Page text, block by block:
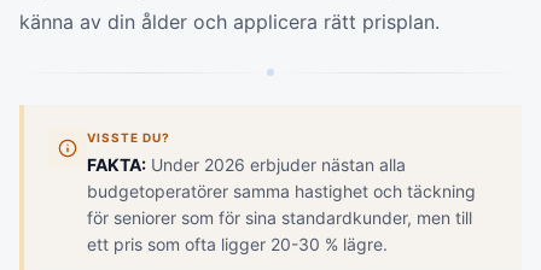
känna av din ålder och applicera rätt prisplan.
VISSTE DU?
FAKTA: Under 2026 erbjuder nästan alla
budgetoperatörer samma hastighet och täckning
för seniorer som för sina standardkunder, men till
ett pris som ofta ligger 20-30 % lägre.